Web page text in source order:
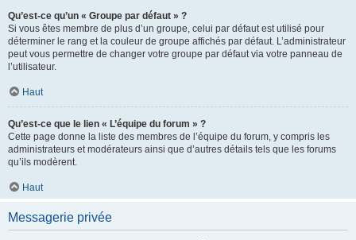
Qu’est-ce qu’un « Groupe par défaut » ?
Si vous êtes membre de plus d’un groupe, celui par défaut est utilisé pour
déterminer le rang et la couleur de groupe affichés par défaut. L’administrateur
peut vous permettre de changer votre groupe par défaut via votre panneau de
l’utilisateur.
Haut
Qu’est-ce que le lien « L’équipe du forum » ?
Cette page donne la liste des membres de l’équipe du forum, y compris les
administrateurs et modérateurs ainsi que d’autres détails tels que les forums
qu’ils modèrent.
Haut
Messagerie privée